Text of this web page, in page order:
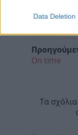
Data Deletion
On time
Τα